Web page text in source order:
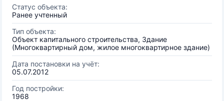
Статус объекта:
Ранее учтенный
Тип объекта:
Объект капитального строительства, Здание
(Многоквартирный дом, жилое многоквартирное здание)
Дата постановки на учёт:
05.07.2012
Год постройки:
1968